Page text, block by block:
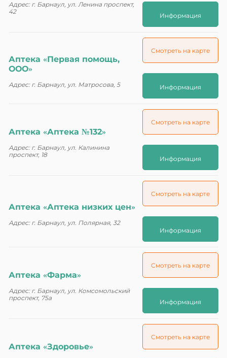
Адрес: г. Барнаул, ул. Ленина проспект,
42
Информация
Аптека «Первая помощь,
ООО»
Адрес: г. Барнаул, ул. Матросова, 5
Смотреть на карте
Информация
Аптека «Аптека №132»
Адрес: г. Барнаул, ул. Калинина
проспект, 18
Смотреть на карте
Информация
Аптека «Аптека низких цен»
Адрес: г. Барнаул, ул. Полярная, 32
Смотреть на карте
Информация
Аптека «Фарма»
Адрес: г. Барнаул, ул. Комсомольский
проспект, 75а
Смотреть на карте
Информация
Аптека «Здоровье»
Смотреть на карте